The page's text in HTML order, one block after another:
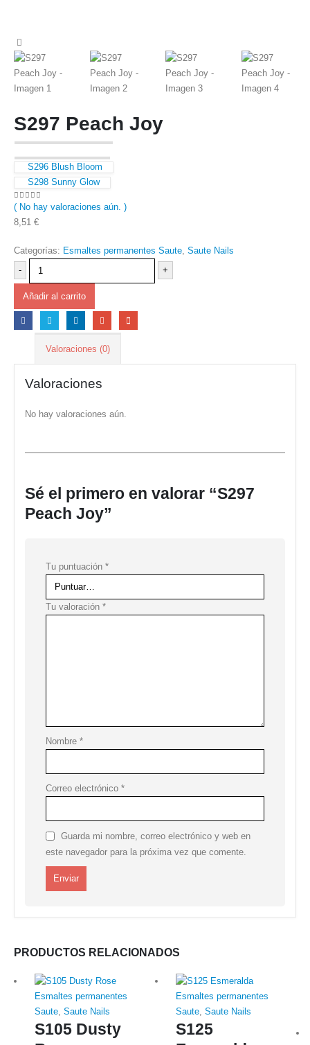
S297 Peach Joy
S296 Blush Bloom
S298 Sunny Glow
0 out of 5
( No hay valoraciones aún. )
8,51 €
Categorías: Esmaltes permanentes Saute Saute Nails
-
+
Añadir al carrito
Valoraciones (0)
Valoraciones
No hay valoraciones aún.
Sé el primero en valorar “S297
Peach Joy”
Tu puntuación *
Tu valoración *
Nombre *
Correo electrónico *
Guarda mi nombre, correo electrónico y web en
este navegador para la próxima vez que comente.
PRODUCTOS RELACIONADOS
Esmaltes permanentes
Saute, Saute Nails
S105 Dusty
Esmaltes permanentes
Saute, Saute Nails
S125